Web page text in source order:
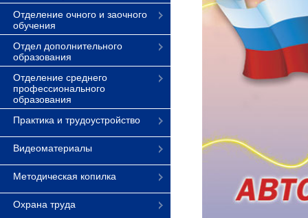
Отделение очного и заочного
обучения
Отдел дополнительного
образования
Отделение среднего
профессионального
образования
Практика и трудоустройство
Видеоматериалы
Методическая копилка
Охрана труда